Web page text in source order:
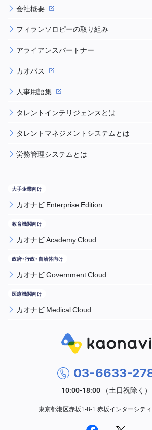
会社概要
フィランソロピーの取り組み
アライアンスパートナー
カオパス
人事用語集
タレントインテリジェンスとは
タレントマネジメントシステムとは
労務管理システムとは
カオナビ Enterprise Edition
カオナビ Academy Cloud
カオナビ Government Cloud
カオナビ Medical Cloud
03-6633-
東京都港区赤坂1-8-1 赤坂インターシテ